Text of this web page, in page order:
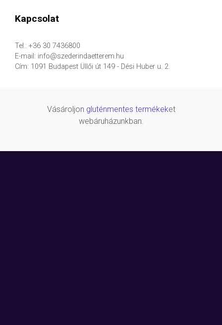
Kapcsolat
Tel.: +36 30 7436800
E-mail: info@szederindaetterem.hu
Cím: 1091 Budapest Üllői út 149 - Dési Huber u. 2.
Vásároljon gluténmentes termékeket
webáruházunkban.